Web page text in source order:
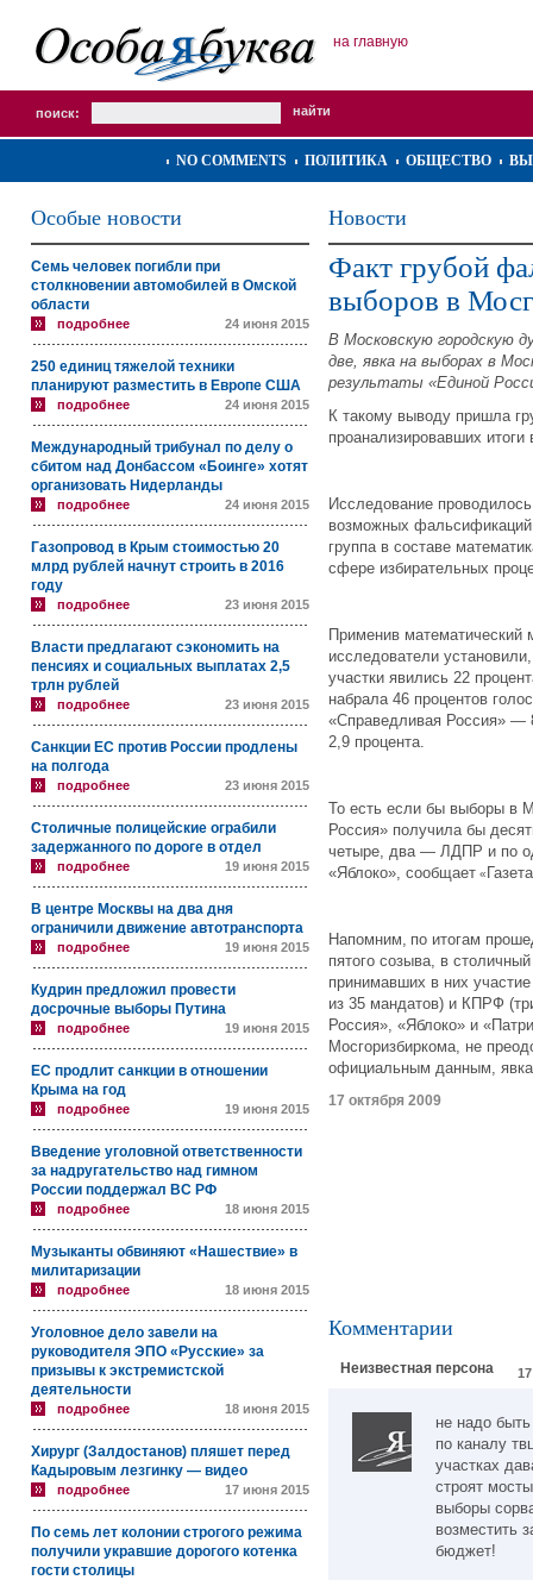
на главную
поиск:
NO COMMENTS ПОЛИТИКА ОБЩЕСТВО
Особые новости
Семь человек погибли при
столкновении автомобилей в Омской
области
подробнее 24 июня 2015
250 единиц тяжелой техники
планируют разместить в Европе США
подробнее 24 июня 2015
Международный трибунал по делу о
сбитом над Донбассом «Боинге» хотят
организовать Нидерланды
подробнее 24 июня 2015
Газопровод в Крым стоимостью 20
млрд рублей начнут строить в 2016
году
подробнее 23 июня 2015
Власти предлагают сэкономить на
пенсиях и социальных выплатах 2,5
трлн рублей
подробнее 23 июня 2015
Санкции ЕС против России продлены
на полгода
подробнее 23 июня 2015
Столичные полицейские ограбили
задержанного по дороге в отдел
подробнее 19 июня 2015
В центре Москвы на два дня
ограничили движение автотранспорта
подробнее 19 июня 2015
Кудрин предложил провести
досрочные выборы Путина
подробнее 19 июня 2015
ЕС продлит санкции в отношении
Крыма на год
подробнее 19 июня 2015
Введение уголовной ответственности
за надругательство над гимном
России поддержал ВС РФ
подробнее 18 июня 2015
Музыканты обвиняют «Нашествие» в
милитаризации
подробнее 18 июня 2015
Уголовное дело завели на
руководителя ЭПО «Русские» за
призывы к экстремистской
деятельности
подробнее 18 июня 2015
Хирург (Залдостанов) пляшет перед
Кадыровым лезгинку — видео
подробнее 17 июня 2015
По семь лет колонии строгого режима
получили укравшие дорогого котенка
гости столицы
Новости
Факт грубой
выборов в
В Московскую городскую
две, явка на выборах в
результаты «Единой
К такому выводу пришла
проанализировавших
Исследование
возможных
группа в составе
сфере избирательных
Применив
исследователи
участки явились 22
набрала 46 процентов
«Справедливая Россия»
2,9 процента.
То есть если бы выборы в
Россия» получила бы
четыре, два — ЛДПР и по
«Яблоко», сообщает «
Напомним, по итогам
пятого созыва, в
принимавших в них
из 35 мандатов) и КПРФ
Россия», «Яблоко» и
Мосгоризбиркома, не
официальным данным,
17 октября 2009
Комментарии
Неизвестная персона
не надо
по каналу
участках
строят
выборы
возместить
бюджет!